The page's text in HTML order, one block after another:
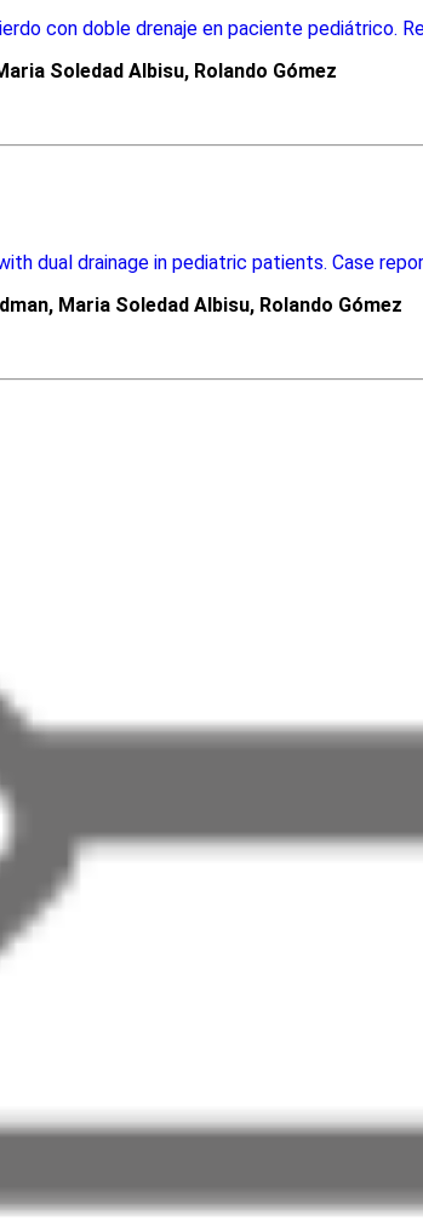
con doble drenaje en paciente pediátrico.
Soledad Albisu, Rolando Gómez
dual drainage in pediatric patients. Case
Maria Soledad Albisu, Rolando Gómez